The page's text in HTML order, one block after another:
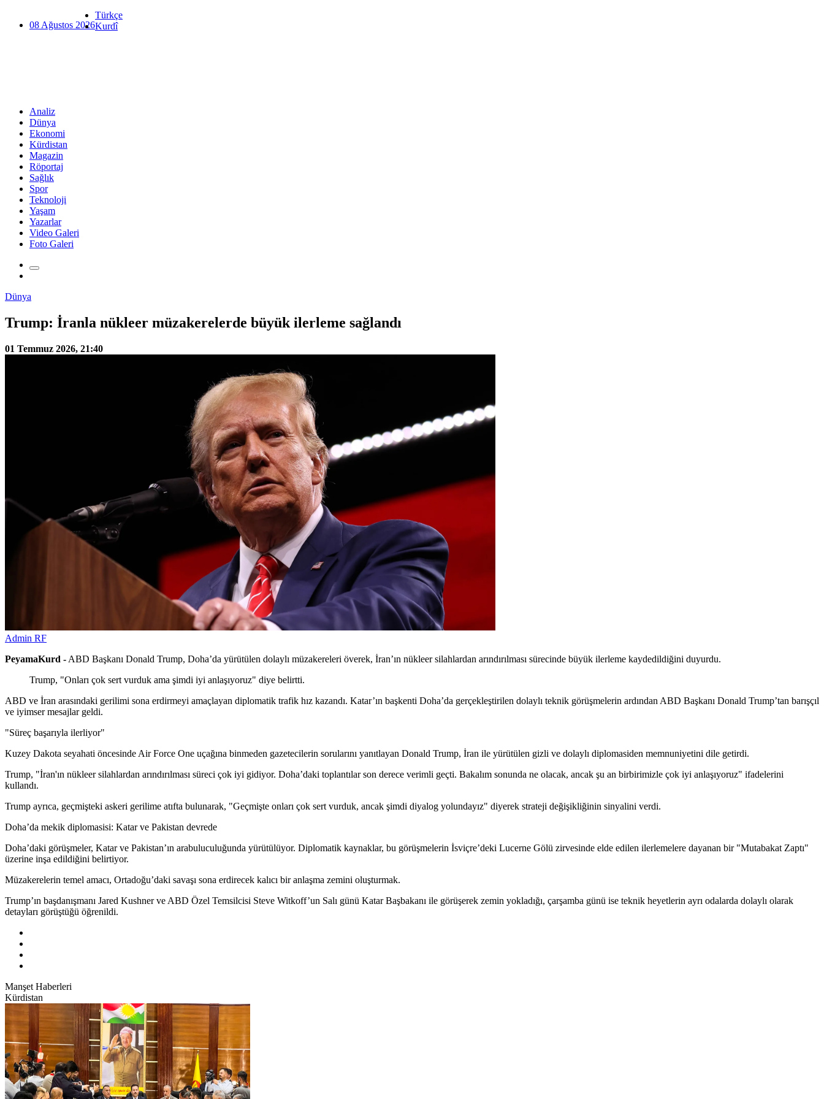
08 Ağustos 2026
Türkçe
Kurdî
Analiz
Dünya
Ekonomi
Kürdistan
Magazin
Röportaj
Sağlık
Spor
Teknoloji
Yaşam
Yazarlar
Video Galeri
Foto Galeri
Dünya
Trump: İranla nükleer müzakerelerde büyük ilerleme sağlandı
01 Temmuz 2026, 21:40
Admin RF
PeyamaKurd - ABD Başkanı Donald Trump, Doha’da yürütülen dolaylı müzakereleri överek, İran’ın nükleer silahlardan arındırılması sürecinde büyük ilerleme kaydedildiğini duyurdu.
Trump, "Onları çok sert vurduk ama şimdi iyi anlaşıyoruz" diye belirtti.
ABD ve İran arasındaki gerilimi sona erdirmeyi amaçlayan diplomatik trafik hız kazandı. Katar’ın başkenti Doha’da gerçekleştirilen dolaylı teknik görüşmelerin ardından ABD Başkanı Donald Trump’tan barışçıl
ve iyimser mesajlar geldi.
"Süreç başarıyla ilerliyor"
Kuzey Dakota seyahati öncesinde Air Force One uçağına binmeden gazetecilerin sorularını yanıtlayan Donald Trump, İran ile yürütülen gizli ve dolaylı diplomasiden memnuniyetini dile getirdi.
Trump, "İran'ın nükleer silahlardan arındırılması süreci çok iyi gidiyor. Doha’daki toplantılar son derece verimli geçti. Bakalım sonunda ne olacak, ancak şu an birbirimizle çok iyi anlaşıyoruz" ifadelerini
kullandı.
Trump ayrıca, geçmişteki askeri gerilime atıfta bulunarak, "Geçmişte onları çok sert vurduk, ancak şimdi diyalog yolundayız" diyerek strateji değişikliğinin sinyalini verdi.
Doha’da mekik diplomasisi: Katar ve Pakistan devrede
Doha’daki görüşmeler, Katar ve Pakistan’ın arabuluculuğunda yürütülüyor. Diplomatik kaynaklar, bu görüşmelerin İsviçre’deki Lucerne Gölü zirvesinde elde edilen ilerlemelere dayanan bir "Mutabakat Zaptı"
üzerine inşa edildiğini belirtiyor.
Müzakerelerin temel amacı, Ortadoğu’daki savaşı sona erdirecek kalıcı bir anlaşma zemini oluşturmak.
Trump’ın başdanışmanı Jared Kushner ve ABD Özel Temsilcisi Steve Witkoff’un Salı günü Katar Başbakanı ile görüşerek zemin yokladığı, çarşamba günü ise teknik heyetlerin ayrı odalarda dolaylı olarak
detayları görüştüğü öğrenildi.
Manşet Haberleri
Kürdistan